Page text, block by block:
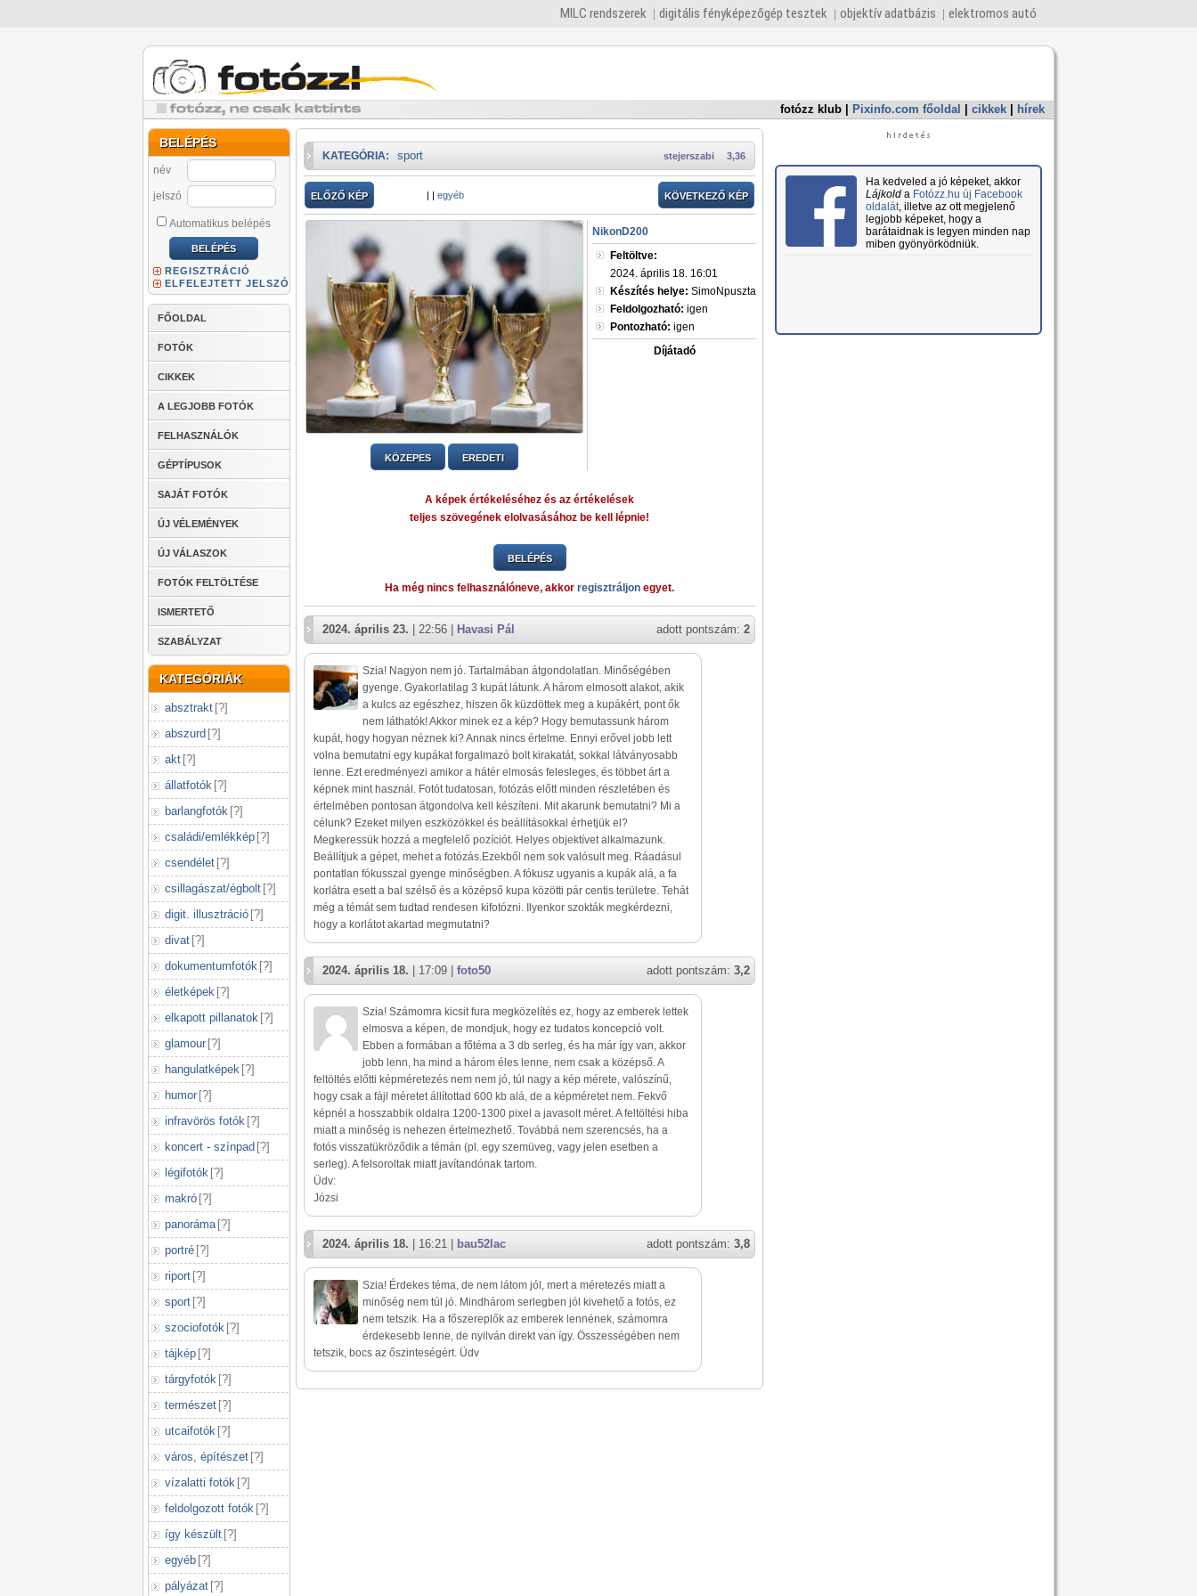
MILC rendszerek digitális fényképezőgép tesztek objektív adatbázis elektromos autó
fotózz klub Pixinfo.com főoldal cikkek hírek
BELÉPÉS
név
jelszó
Automatikus belépés
REGISZTRÁCIÓ
ELFELEJTETT JELSZÓ
FŐOLDAL
FOTÓK
CIKKEK
A LEGJOBB FOTÓK
FELHASZNÁLÓK
GÉPTÍPUSOK
SAJÁT FOTÓK
ÚJ VÉLEMÉNYEK
ÚJ VÁLASZOK
FOTÓK FELTÖLTÉSE
ISMERTETŐ
SZABÁLYZAT
KATEGÓRIÁK
absztrakt [?]
abszurd [?]
akt [?]
állatfotók [?]
barlangfotók [?]
családi/emlékkép [?]
csendélet [?]
csillagászat/égbolt [?]
digit. illusztráció [?]
divat [?]
dokumentumfotók [?]
életképek [?]
elkapott pillanatok [?]
glamour [?]
hangulatképek [?]
humor [?]
infravörös fotók [?]
koncert - színpad [?]
légifotók [?]
makró [?]
panoráma [?]
portré [?]
riport [?]
sport [?]
szociofotók [?]
tájkép [?]
tárgyfotók [?]
természet [?]
utcaifotók [?]
város, építészet [?]
vízalatti fotók [?]
feldolgozott fotók [?]
így készült [?]
egyéb [?]
pályázat [?]
3,36
stejerszabi
KATEGÓRIA: sport
ELŐZŐ KÉP | | egyéb KÖVETKEZŐ KÉP
KÖZEPES EREDETI
NikonD200
Feltöltve:
2024. április 18. 16:01
Készítés helye: SimoNpuszta
Feldolgozható: igen
Pontozható: igen
Díjátadó
A képek értékeléséhez és az értékelések
teljes szövegének elolvasásához be kell lépnie!
BELÉPÉS
Ha még nincs felhasználóneve, akkor regisztráljon egyet.
adott pontszám: 2
2024. április 23. | 22:56 | Havasi Pál
Szia! Nagyon nem jó. Tartalmában átgondolatlan. Minőségében
gyenge. Gyakorlatilag 3 kupát látunk. A három elmosott alakot, akik
a kulcs az egészhez, hiszen ők küzdöttek meg a kupákért, pont ők
nem láthatók! Akkor minek ez a kép? Hogy bemutassunk három
kupát, hogy hogyan néznek ki? Annak nincs értelme. Ennyi erővel jobb lett
volna bemutatni egy kupákat forgalmazó bolt kirakatát, sokkal látványosabb
lenne. Ezt eredményezi amikor a hátér elmosás felesleges, és többet árt a
képnek mint használ. Fotót tudatosan, fotózás előtt minden részletében és
értelmében pontosan átgondolva kell készíteni. Mit akarunk bemutatni? Mi a
célunk? Ezeket milyen eszközökkel és beállításokkal érhetjük el?
Megkeressük hozzá a megfelelő pozíciót. Helyes objektívet alkalmazunk.
Beállítjuk a gépet, mehet a fotózás.Ezekből nem sok valósult meg. Ráadásul
pontatlan fókusszal gyenge minőségben. A fókusz ugyanis a kupák alá, a fa
korlátra esett a bal szélső és a középső kupa közötti pár centis területre. Tehát
még a témát sem tudtad rendesen kifotózni. Ilyenkor szokták megkérdezni,
hogy a korlátot akartad megmutatni?
adott pontszám: 3,2
2024. április 18. | 17:09 | foto50
Szia! Számomra kicsit fura megközelítés ez, hogy az emberek lettek
elmosva a képen, de mondjuk, hogy ez tudatos koncepció volt.
Ebben a formában a főtéma a 3 db serleg, és ha már így van, akkor
jobb lenn, ha mind a három éles lenne, nem csak a középső. A
feltöltés előtti képméretezés nem nem jó, túl nagy a kép mérete, valószínű,
hogy csak a fájl méretet állítottad 600 kb alá, de a képméretet nem. Fekvő
képnél a hosszabbik oldalra 1200-1300 pixel a javasolt méret. A feltöltési hiba
miatt a minőség is nehezen értelmezhető. Továbbá nem szerencsés, ha a
fotós visszatükröződik a témán (pl. egy szemüveg, vagy jelen esetben a
serleg). A felsoroltak miatt javítandónak tartom.
Üdv:
Józsi
adott pontszám: 3,8
2024. április 18. | 16:21 | bau52lac
Szia! Érdekes téma, de nem látom jól, mert a méretezés miatt a
minőség nem túl jó. Mindhárom serlegben jól kivehető a fotós, ez
nem tetszik. Ha a főszereplők az emberek lennének, számomra
érdekesebb lenne, de nyilván direkt van így. Összességében nem
tetszik, bocs az őszinteségért. Üdv
Ha kedveled a jó képeket, akkor
Lájkolda Fotózz.hu új Facebook
oldalát, illetve az ott megjelenő
legjobb képeket, hogy a
barátaidnak is legyen minden nap
miben gyönyörködniük.